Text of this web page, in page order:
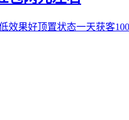
果好顶置状态一天获客